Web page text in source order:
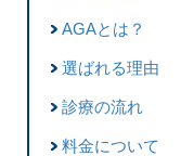
AGAとは？
選ばれる理由
診療の流れ
料金について